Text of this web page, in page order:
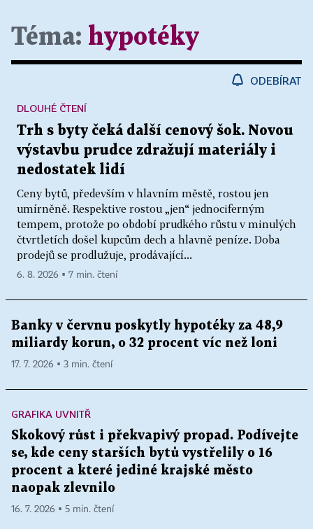
Téma: hypotéky
ODEBÍRAT
Trh s byty čeká další cenový šok. Novou
výstavbu prudce zdražují materiály i
nedostatek lidí
Ceny bytů, především v hlavním městě, rostou jen
umírněně. Respektive rostou „jen“ jednociferným
tempem, protože po období prudkého růstu v minulých
čtvrtletích došel kupcům dech a hlavně peníze. Doba
prodejů se prodlužuje, prodávající...
DLOUHÉ ČTENÍ
6. 8. 2026 ▪ 7 min. čtení
Banky v červnu poskytly hypotéky za 48,9
miliardy korun, o 32 procent víc než loni
17. 7. 2026 ▪ 3 min. čtení
GRAFIKA UVNITŘ
Skokový růst i překvapivý propad. Podívejte
se, kde ceny starších bytů vystřelily o 16
procent a které jediné krajské město
naopak zlevnilo
16. 7. 2026 ▪ 5 min. čtení